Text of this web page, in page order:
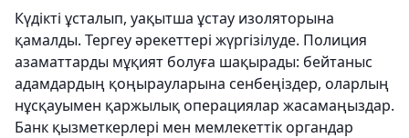
Күдікті ұсталып, уақытша ұстау изоляторына
қамалды. Тергеу әрекеттері жүргізілуде. Полиция
азаматтарды мұқият болуға шақырады: бейтаныс
адамдардың қоңырауларына сенбеңіздер, оларлың
нұсқауымен қаржылық операциялар жасамаңыздар.
Банк қызметкерлері мен мемлекеттік органдар